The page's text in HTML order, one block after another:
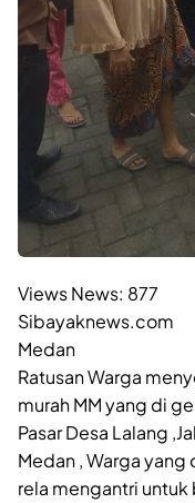
Views News: 877
Sibayaknews.com
Medan
Ratusan Warga
murah MM yang di
Pasar Desa Lalang
Medan , Warga
rela mengantri